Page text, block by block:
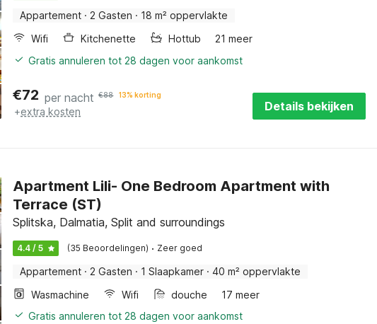
Appartement · 2 Gasten · 18 m² oppervlakte
Wifi
Kitchenette Hottub
21 meer
Gratis annuleren tot 28 dagen voor aankomst
€72 per nacht €88 13% korting
+extra kosten Details bekijken
Apartment Lili- One Bedroom Apartment with
Terrace (ST)
Splitska, Dalmatia, Split and surroundings
4.4 / 5 (35 Beoordelingen) · Zeer goed
Appartement · 2 Gasten · 1 Slaapkamer · 40 m² oppervlakte
Wasmachine
Wifi douche
17 meer
Gratis annuleren tot 28 dagen voor aankomst